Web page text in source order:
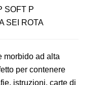
SOFT P
SEI ROTA
morbido ad alta
per contenere
istruzioni. carte di